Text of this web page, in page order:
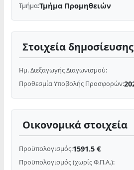
Τμήμα:Τμήμα Προμηθειών
Στοιχεία δημοσίευσης
Ημ. Διεξαγωγής Διαγωνισμού:
Προθεσμία Υποβολής Προσφορών:
Οικονομικά στοιχεία
Προϋπολογισμός:1591.5 €
Προϋπολογισμός (χωρίς Φ.Π.Α.):